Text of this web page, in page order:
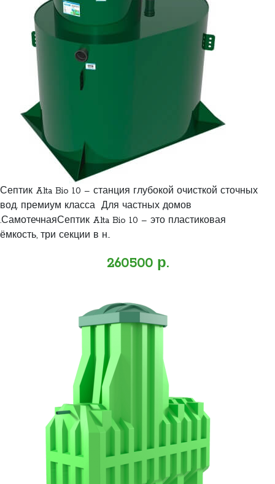
Септик Alta Bio 10 – станция глубокой очисткой сточных
вод. премиум класса Для частных домов
.СамотечнаяСептик Alta Bio 10 – это пластиковая
ёмкость, три секции в н..
260500 р.